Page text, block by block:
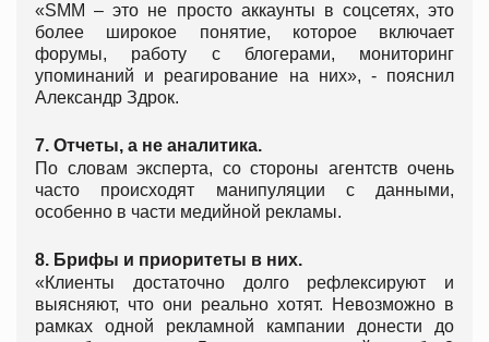
«SMM – это не просто аккаунты в соцсетях, это
более широкое понятие, которое включает
форумы, работу с блогерами, мониторинг
упоминаний и реагирование на них», - пояснил
Александр Здрок.
7. Отчеты, а не аналитика.
По словам эксперта, со стороны агентств очень
часто происходят манипуляции с данными,
особенно в части медийной рекламы.
8. Брифы и приоритеты в них.
«Клиенты достаточно долго рефлексируют и
выясняют, что они реально хотят. Невозможно в
рамках одной рекламной кампании донести до